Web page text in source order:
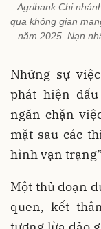
Agribank Chi
qua không gian
năm 2025. Nạn
Những sự
phát hiện
ngăn chặn
mặt sau các
hình vạn
Một thủ đoạn
quen, kết